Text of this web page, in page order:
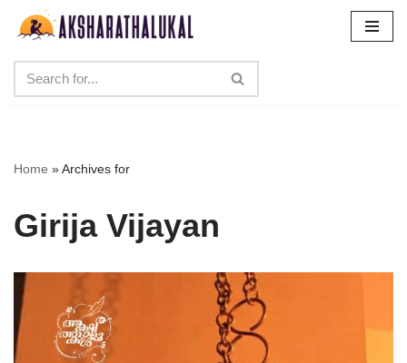
content
Home »Archives for
Girija Vijayan